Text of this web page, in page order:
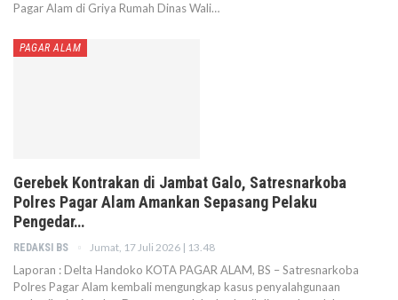
Pagar Alam di Griya Rumah Dinas Wali…
PAGAR ALAM
Gerebek Kontrakan di Jambat Galo, Satresnarkoba
Polres Pagar Alam Amankan Sepasang Pelaku
Pengedar…
REDAKSI BS Jumat, 17 Juli 2026 | 13.48
Laporan : Delta Handoko KOTA PAGAR ALAM, BS – Satresnarkoba
Polres Pagar Alam kembali mengungkap kasus penyalahgunaan